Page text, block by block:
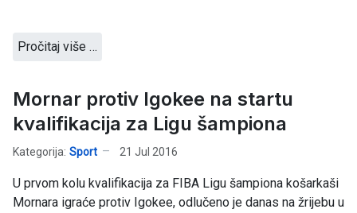
Pročitaj više …
Mornar protiv Igokee na startu
kvalifikacija za Ligu šampiona
Kategorija: Sport 21 Jul 2016
U prvom kolu kvalifikacija za FIBA Ligu šampiona košarkaši
Mornara igraće protiv Igokee, odlučeno je danas na žrijebu u